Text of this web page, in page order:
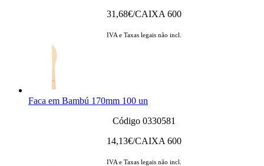
31,68€/CAIXA 600
IVA e Taxas legais não incl.
Faca em Bambú 170mm 100 un
Código 0330581
14,13€/CAIXA 600
IVA e Taxas legais não incl.